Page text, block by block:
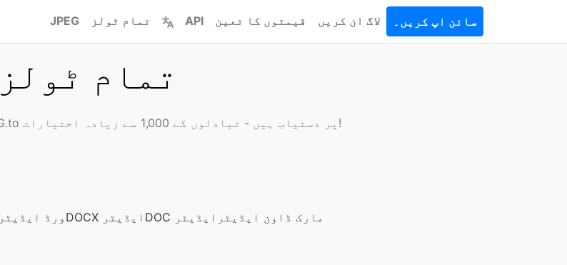
JPEG تمام ٹولز API قیمتوں کا تعین لاگ ان کریں سائن اپ کریں۔
تمام ٹولز
تمام فائل کنورژن ٹولز JPEG.to پر دستیاب ہیں - تبادلوں کے 1,000 سے زیادہ اختیارات!
ورڈ ایڈیٹر DOCX ایڈیٹر DOC ایڈیٹر مارک ڈاون ایڈیٹر